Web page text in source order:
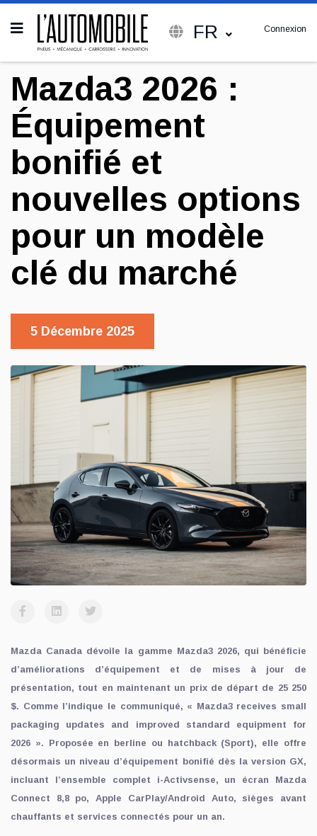
FR Connexion
Mazda3 2026 :
Équipement
bonifié et
nouvelles options
pour un modèle
clé du marché
5 Décembre 2025
Mazda Canada dévoile la gamme Mazda3 2026, qui bénéficie
d’améliorations d’équipement et de mises à jour de
présentation, tout en maintenant un prix de départ de 25 250
$. Comme l’indique le communiqué, « Mazda3 receives small
packaging updates and improved standard equipment for
2026 ». Proposée en berline ou hatchback (Sport), elle offre
désormais un niveau d’équipement bonifié dès la version GX,
incluant l’ensemble complet i-Activsense, un écran Mazda
Connect 8,8 po, Apple CarPlay/Android Auto, sièges avant
chauffants et services connectés pour un an.